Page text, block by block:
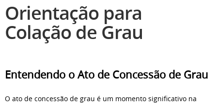
Orientação para
Colação de Grau
Entendendo o Ato de Concessão de Grau
O ato de concessão de grau é um momento significativo na